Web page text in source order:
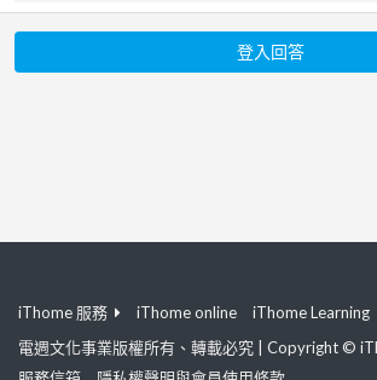
登入回答
iThome 服務 iThome online
iThome Learning
電週文化事業版權所有、轉載必究 | Copyright ©